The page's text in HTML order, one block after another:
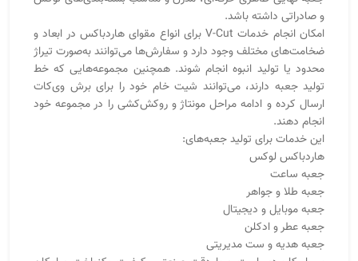
بسیار کاربردی است و با دقت صنعتی، کیفیت یکنواخت و امکان
تولید در تیراژ بالا انجام می‌شود.
تفاوت جعبه گوشه‌تیز با جعبه گوشه‌گرد در طراحی و
جلوه ظاهری
جعبه‌های گوشه‌تیز یا لبه‌تیز ظاهری مدرن، منظم و دقیق دارند که
حس لوکس بودن را در نگاه اول منتقل می‌کند. در مقابل، جعبه‌های
گوشه‌گرد نرم‌تر، کلاسیک‌تر و مناسب‌تر برای بسته‌بندی‌های فانتزی
یا هدیه‌های دوستانه هستند.
در طراحی صنعتی، جعبه گوشه‌تیز برای نمایش ظرافت مهندسی و
کیفیت بالای ساخت به‌کار می‌رود، در حالی که جعبه گوشه‌گرد
بیشتر برای محصولاتی انتخاب می‌شود که می‌خواهند حس
صمیمیت و لطافت را القا کنند.
تفاوت جعبه گوشه‌تیز و گوشه‌گرد